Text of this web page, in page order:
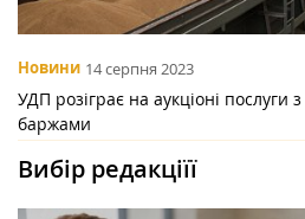
Новини 14 серпня 2023
УДП розіграє на аукціоні послуги
баржами
Вибір редакціїї